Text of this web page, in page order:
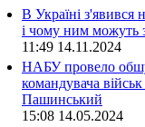
В Україні з'явився
і чому ним можуть
11:49 14.11.2024
НАБУ провело
командувача
Пашинський
15:08 14.05.2024